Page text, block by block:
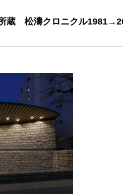
蔵 松濤クロニクル